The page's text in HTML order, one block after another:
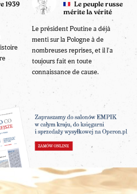
1939
Le peuple russe
mérite la vérité
Le président Poutine a déjà
menti sur la Pologne à de
nombreuses reprises, et il l'a
toujours fait en toute
connaissance de cause.